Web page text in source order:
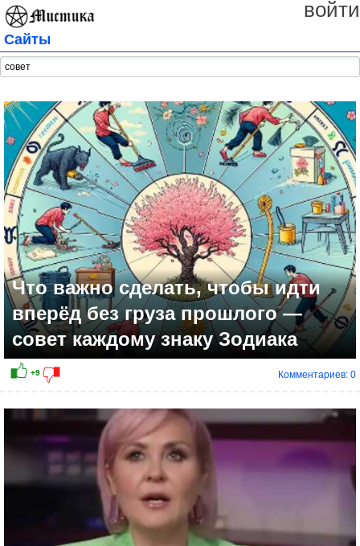
войти
Сайты
Что важно сделать, чтобы идти
вперёд без груза прошлого —
совет каждому знаку Зодиака
Комментариев: 0